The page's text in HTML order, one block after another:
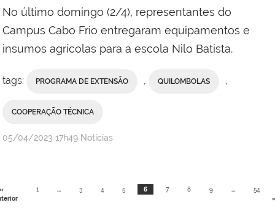
No último domingo (2/4), representantes do
Campus Cabo Frio entregaram equipamentos e
insumos agrícolas para a escola Nilo Batista.
tags: PROGRAMA DE EXTENSÃO , QUILOMBOLAS ,
COOPERAÇÃO TÉCNICA
por
Cabo
publicado
05/04/2023 17h49 Notícias
1 ... 3 4 5 6 7 8 9 ...
54
»